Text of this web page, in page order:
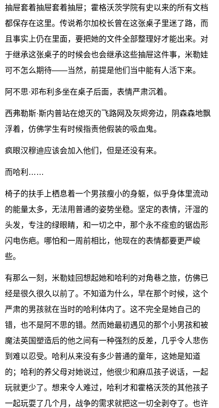
抽屉套着抽屉套着抽屉；霍格沃茨学院有史以来的所有文档
都保存在这里。传说希尔加校长曾在这张桌子里迷了路，而
且事实上仍在里面，要把她的文件全部整理好才能出来。对
于继承这张桌子的时候会也会继承这些抽屉这件事，米勒娃
可不怎么期待——当然，前提是他们当中能有人活下来。
阿不思·邓布利多坐在桌子后面，表情严肃沉着。
西弗勒斯·斯内普站在熄灭的飞路网及灰烬旁边，阴森森地飘
浮着，仿佛学生有时候指责他假装的吸血鬼。
疯眼汉穆迪应该会加入他们，但是还没有来。
而哈利……
椅子的扶手上栖息着一个男孩瘦小的身躯，似乎身体里流动
的能量太多，无法用普通的姿势坐稳。坚定的表情，汗湿的
头发，专注的绿眼睛，和一切之中，那个永不痊愈的锯齿形
闪电伤疤。哪怕和一周前相比，他现在的表情都要更严峻
些。
有那么一刻，米勒娃回想起她和哈利的对角巷之旅，仿佛已
经是很久很久以前了。不知道为什么，早在那个时候，这个
严肃的男孩就在当时的哈利体内了。这不完全是她自己的
错，也不是阿不思的错。然而她最初遇见的那个小男孩和被
魔法英国塑造后的他之间有一种强烈的反差，几乎令人悲伤
到难以忍受。哈利从来没有多少普通的童年，这她是知道
的；哈利的养父母对她说过，他很少和麻瓜孩子说话，一起
玩就更少了。想来令人难过，哈利才和霍格沃茨的其他孩子
一起玩耍了几个月，战争的需求就把这一切全剥夺了。也许